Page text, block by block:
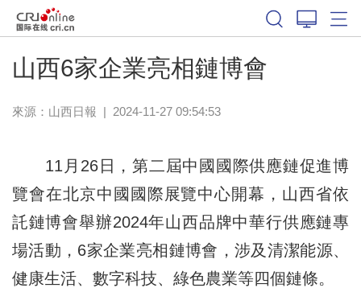
山西6家企業亮相鏈博會
來源： 山西日報 | 2024-11-27 09:54:53
11月26日，第二屆中國國際供應鏈促進博
覽會在北京中國國際展覽中心開幕，山西省依
託鏈博會舉辦2024年山西品牌中華行供應鏈專
場活動，6家企業亮相鏈博會，涉及清潔能源、
健康生活、數字科技、綠色農業等四個鏈條。